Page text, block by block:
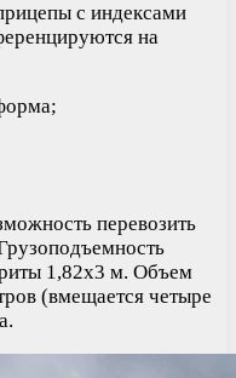
с индексами
на
перевозить
1,82х3 м. Объем
(вмещается четыре